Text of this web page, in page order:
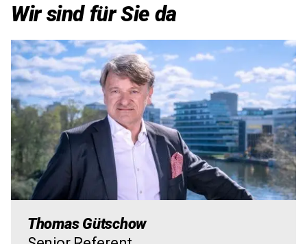
Wir sind für Sie da
Bild
Thomas Gütschow